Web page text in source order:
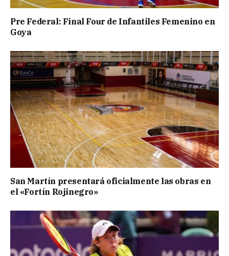
Pre Federal: Final Four de Infantiles Femenino en
Goya
San Martín presentará oficialmente las obras en
el «Fortín Rojinegro»